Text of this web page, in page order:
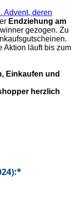
Advent, deren
Endziehung am
gezogen. Zu
Aktion läuft bis zum
Einkaufen und
herzlich